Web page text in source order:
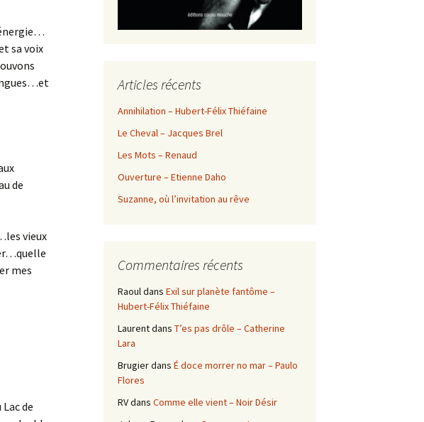
sa voix
de
vieux
mes
de
Articles récents
Annihilation – Hubert-Félix Thiéfaine
Le Cheval – Jacques Brel
Les Mots – Renaud
Ouverture – Etienne Daho
Suzanne, où l’invitation au rêve
Commentaires récents
Raouldans Exil sur planète fantôme –
Hubert-Félix Thiéfaine
Laurentdans T’es pas drôle – Catherine
Lara
Brugierdans É doce morrer no mar – Paulo
Flores
RVdans Comme elle vient – Noir Désir